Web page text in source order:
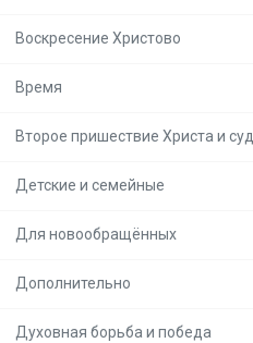
Воскресение Христово
Время
Второе пришествие Христа и суд
Детские и семейные
Для новообращённых
Дополнительно
Духовная борьба и победа